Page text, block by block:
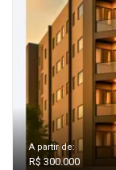
A partir de:
R$ 300.000